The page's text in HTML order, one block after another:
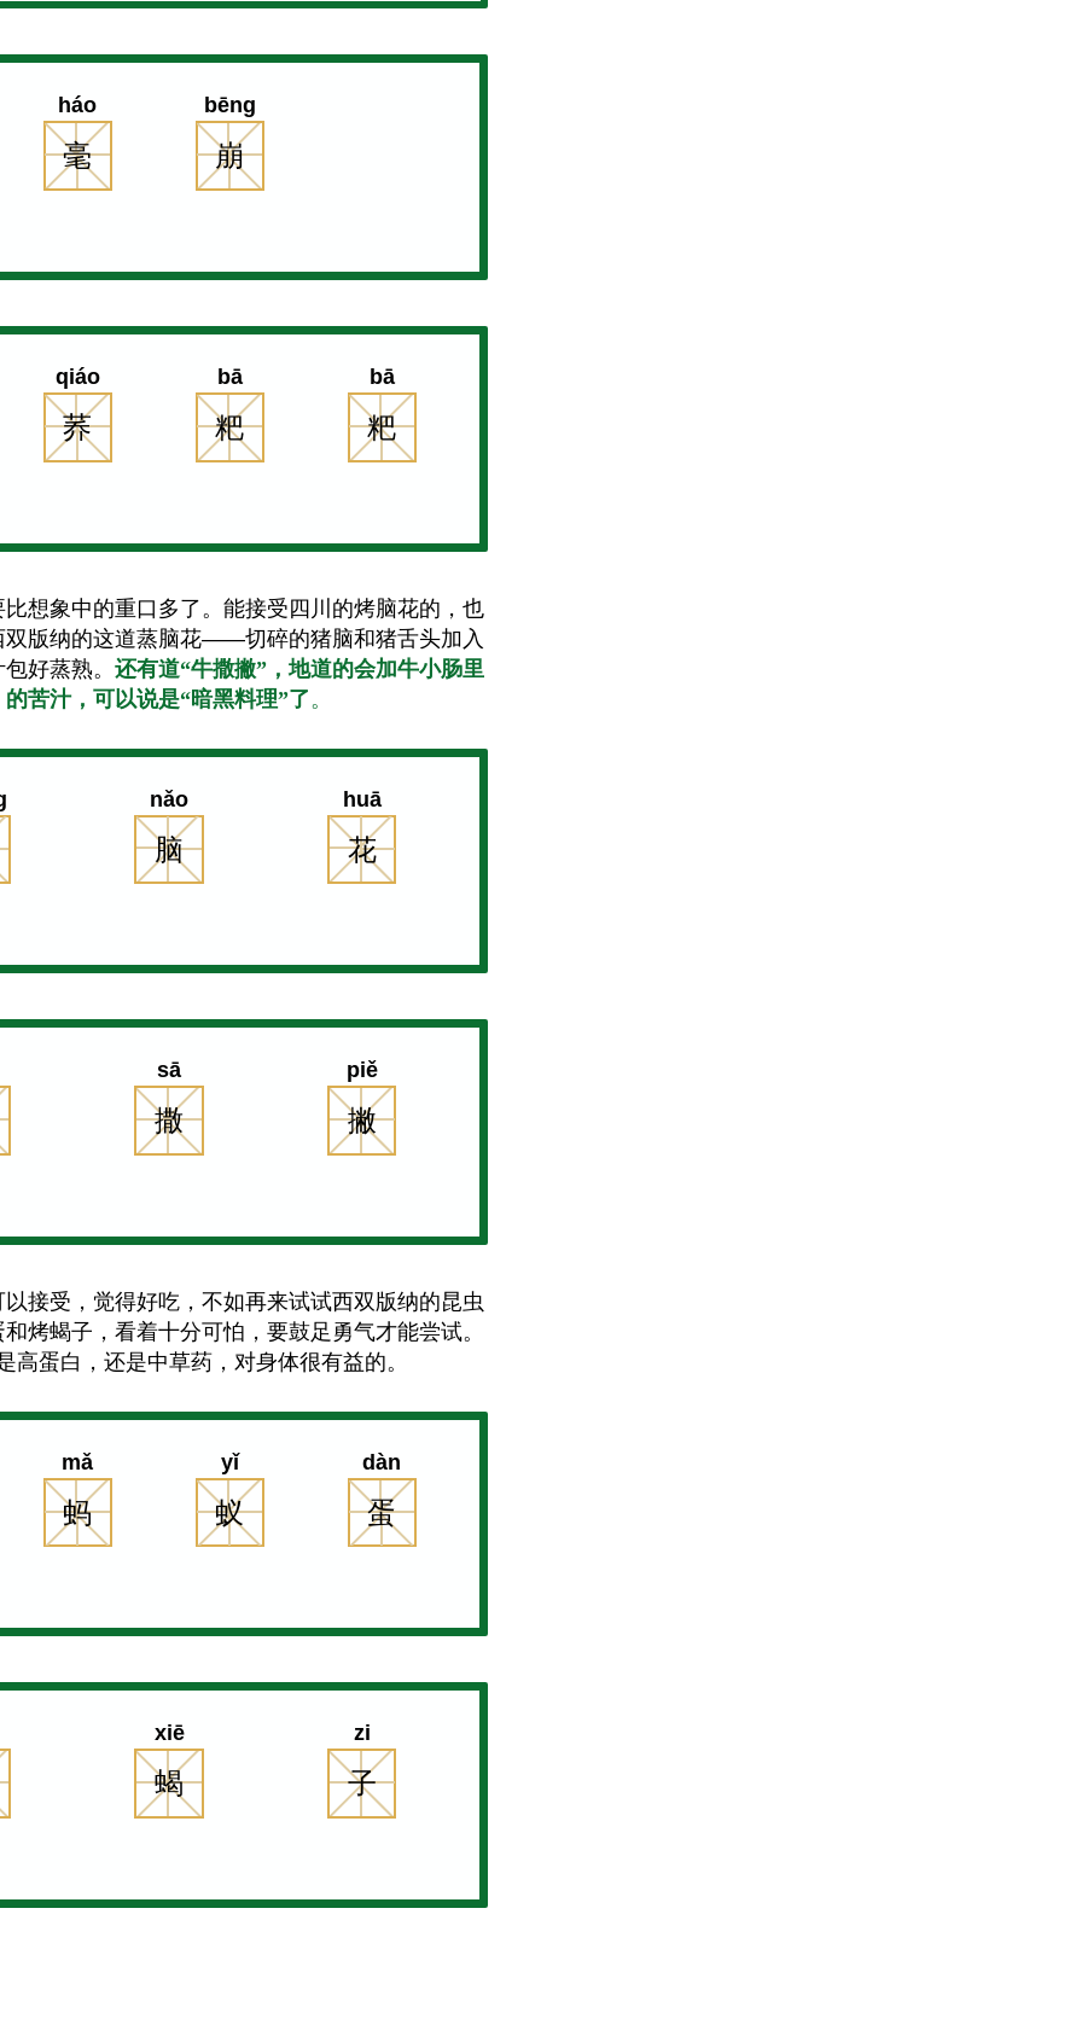
háo
毫
bēng
崩
qiáo
荞
bā
粑
bā
粑
想象中的重口多了。能接受四川的烤脑花的，也
双版纳的这道蒸脑花——切碎的猪脑和猪舌头加入
好蒸熟。 还有道“牛撒撇”，地道的会加牛小肠里
的苦汁，可以说是“暗黑料理”了 。
nǎo
脑
huā
花
sā
撒
piě
撇
接受，觉得好吃，不如再来试试西双版纳的昆虫
烤蝎子，看着十分可怕，要鼓足勇气才能尝试。
高蛋白，还是中草药，对身体很有益的。
mǎ
蚂
yǐ
蚁
dàn
蛋
xiē
蝎
zi
子